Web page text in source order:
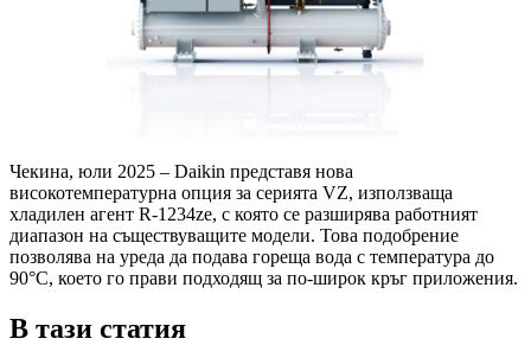
Чекина, юли 2025 – Daikin представя нова
високотемпературна опция за серията VZ, използваща
хладилен агент R-1234ze, с която се разширява работният
диапазон на съществуващите модели. Това подобрение
позволява на уреда да подава гореща вода с температура до
90°C, което го прави подходящ за по-широк кръг приложения.
В тази статия